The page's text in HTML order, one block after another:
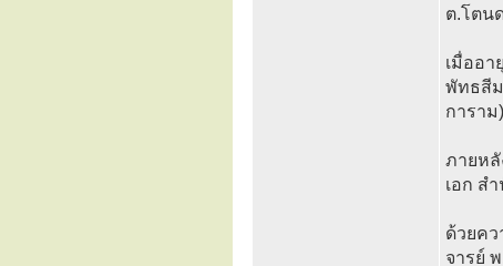
ต.โตน
เมื่ออ
พัทธสีม
การา
ภายห
เอก ส
ด้วยค
จารย์